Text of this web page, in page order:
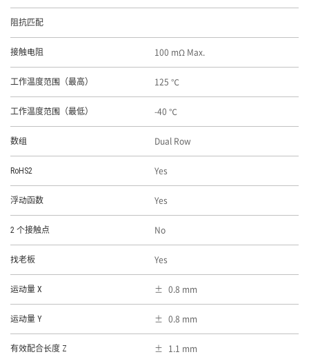
阻抗匹配
接触电阻 100 mΩ Max.
工作温度范围（最高） 125 ℃
工作温度范围（最低） -40 ℃
数组 Dual Row
RoHS2 Yes
浮动函数 Yes
2 个接触点 No
找老板 Yes
运动量 X 0.8 mm
运动量 Y 0.8 mm
有效配合长度 Z 1.1 mm